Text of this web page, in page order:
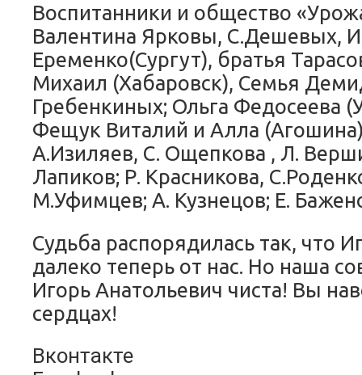
Воспитанники и общество
Валентина Ярковы, C.Дешевых,
Еременко(Сургут), братья
Михаил (Хабаровск), Семья
Гребенкиных; Ольга Федосеева
Фещук Виталий и Алла
А.Изиляев, C. Ощепкова , Л.
Лапиков; Р. Красникова,
М.Уфимцев; А. Кузнецов; Е.
Судьба распорядилась так, что
далеко теперь от нас. Но наша
Игорь Анатольевич чиста! Вы
сердцах!
Вконтакте